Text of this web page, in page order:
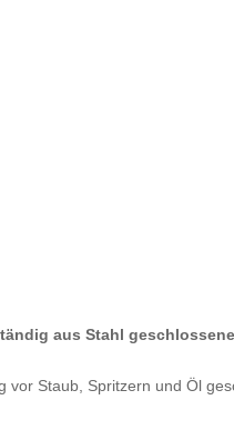
aus Stahl
vor Staub, Spritzern und Öl